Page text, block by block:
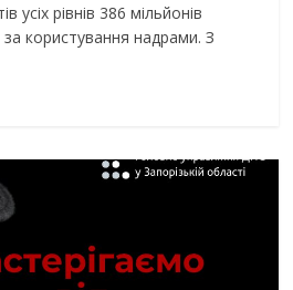
рівнів 386 мільйонів
користування надрами. З